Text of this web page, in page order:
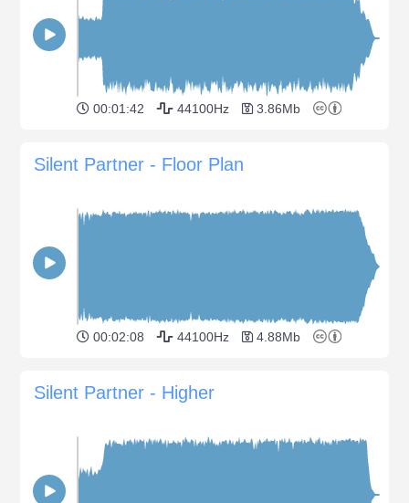
00:01:42 44100Hz 3.86Mb
Silent Partner - Floor Plan
00:02:08 44100Hz 4.88Mb
Silent Partner - Higher